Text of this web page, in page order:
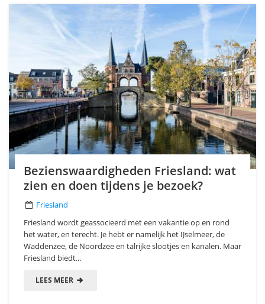
Bezienswaardigheden Friesland: wat
zien en doen tijdens je bezoek?
Friesland
Friesland wordt geassocieerd met een vakantie op en rond
het water, en terecht. Je hebt er namelijk het IJselmeer, de
Waddenzee, de Noordzee en talrijke slootjes en kanalen. Maar
Friesland biedt...
LEES MEER